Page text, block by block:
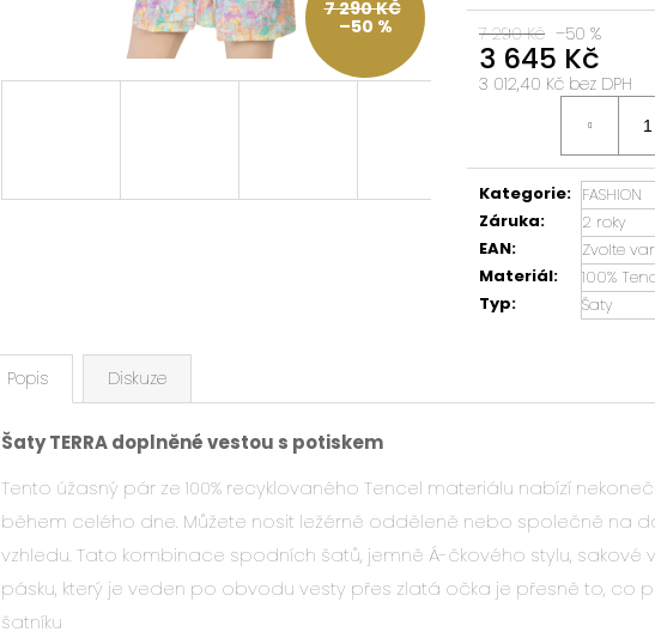
7 290 Kč –50 %
3 645 Kč
3 012,40 Kč bez DPH
Kategorie: FASHION
Záruka:
2 roky
EAN:
Zvolte
Materiál:
100%
Typ: Šaty
7 290 KČ
–50 %
Popis Diskuze
Šaty TERRA doplněné vestou s potiskem
Tento úžasný pár ze 100% recyklovaného Tencel materiálu nabízí
během celého dne. Můžete nosit ležérně odděleně nebo společně na
vzhledu. Tato kombinace spodních šatů, jemně Á-čkového stylu,
pásku, který je veden po obvodu vesty přes zlatá očka je přesně to, co
šatníku